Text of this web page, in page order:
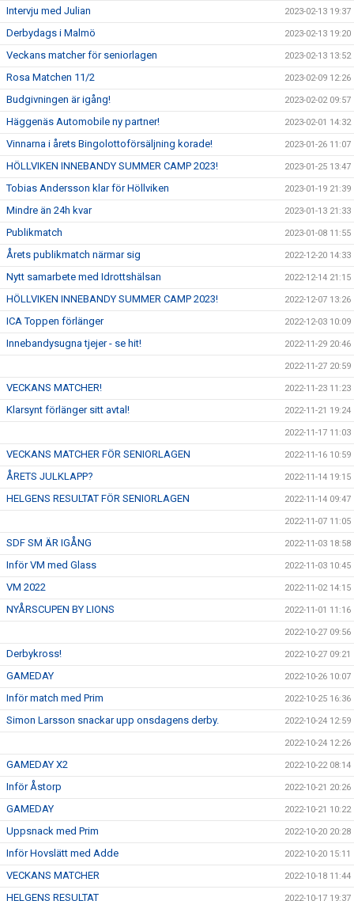
Intervju med Julian 2023-02-13 19:37
Derbydags i Malmö 2023-02-13 19:20
Veckans matcher för seniorlagen 2023-02-13 13:52
Rosa Matchen 11/2 2023-02-09 12:26
Budgivningen är igång! 2023-02-02 09:57
Häggenäs Automobile ny partner! 2023-02-01 14:32
Vinnarna i årets Bingolottoförsäljning korade! 2023-01-26 11:07
HÖLLVIKEN INNEBANDY SUMMER CAMP 2023! 2023-01-25 13:47
Tobias Andersson klar för Höllviken 2023-01-19 21:39
Mindre än 24h kvar 2023-01-13 21:33
Publikmatch 2023-01-08 11:55
Årets publikmatch närmar sig 2022-12-20 14:33
Nytt samarbete med Idrottshälsan 2022-12-14 21:15
HÖLLVIKEN INNEBANDY SUMMER CAMP 2023! 2022-12-07 13:26
ICA Toppen förlänger 2022-12-03 10:09
Innebandysugna tjejer - se hit! 2022-11-29 20:46
2022-11-27 20:59
VECKANS MATCHER! 2022-11-23 11:23
Klarsynt förlänger sitt avtal! 2022-11-21 19:24
2022-11-17 11:03
VECKANS MATCHER FÖR SENIORLAGEN 2022-11-16 10:59
ÅRETS JULKLAPP? 2022-11-14 19:15
HELGENS RESULTAT FÖR SENIORLAGEN 2022-11-14 09:47
2022-11-07 11:05
SDF SM ÄR IGÅNG 2022-11-03 18:58
Inför VM med Glass 2022-11-03 10:45
VM 2022 2022-11-02 14:15
NYÅRSCUPEN BY LIONS 2022-11-01 11:16
2022-10-27 09:56
Derbykross! 2022-10-27 09:21
GAMEDAY 2022-10-26 10:07
Inför match med Prim 2022-10-25 16:36
Simon Larsson snackar upp onsdagens derby. 2022-10-24 12:59
2022-10-24 12:26
GAMEDAY X2 2022-10-22 08:14
Inför Åstorp 2022-10-21 20:26
GAMEDAY 2022-10-21 10:22
Uppsnack med Prim 2022-10-20 20:28
Inför Hovslätt med Adde 2022-10-20 15:11
VECKANS MATCHER 2022-10-18 11:44
HELGENS RESULTAT 2022-10-17 19:37